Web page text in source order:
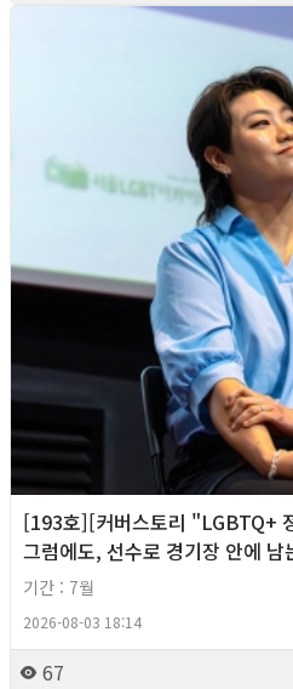
[193호][커버스토리 "LGBTQ+
그럼에도, 선수로 경기장 안에 남
기간 : 7월
2026-08-03 18:14
67